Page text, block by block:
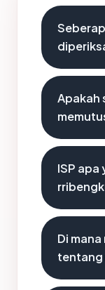
Apakah
ISP apa
Di
tentang